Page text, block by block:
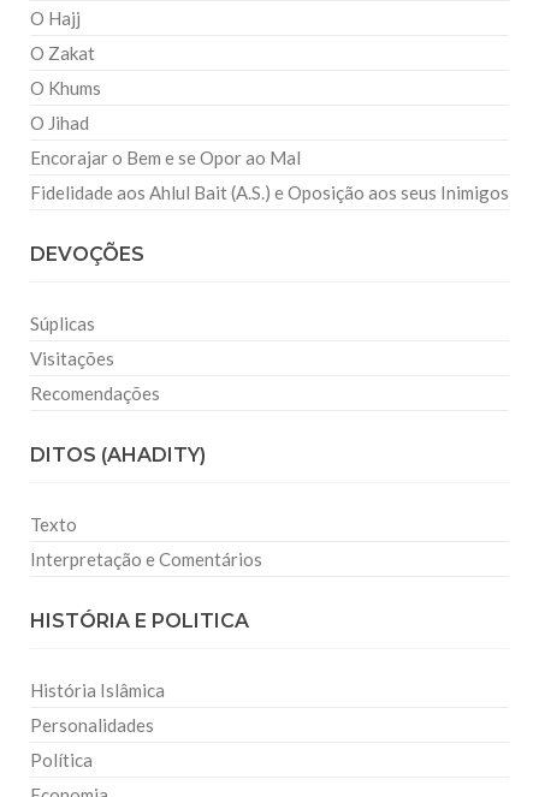
O Hajj
O Zakat
O Khums
O Jihad
Encorajar o Bem e se Opor ao Mal
Fidelidade aos Ahlul Bait (A.S.) e Oposição aos seus Inimigos
DEVOÇÕES
Súplicas
Visitações
Recomendações
DITOS (AHADITY)
Texto
Interpretação e Comentários
HISTÓRIA E POLITICA
História Islâmica
Personalidades
Política